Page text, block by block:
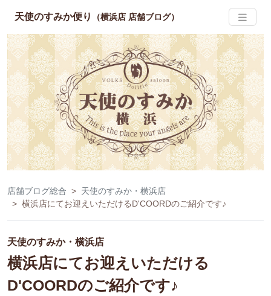
天使のすみか便り （横浜店 店舗ブログ）
店舗ブログ総合
天使のすみか・横浜店
横浜店にてお迎えいただけるD'COORDのご紹介です♪
天使のすみか・横浜店
横浜店にてお迎えいただける
D'COORDのご紹介です♪